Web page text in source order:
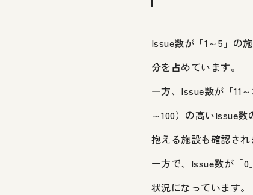
Issue数が「1～5」の
分を占めています。
一方、Issue数が「11
～100）の高いIssue
抱える施設も確認され
一方で、Issue数が「
状況になっています。